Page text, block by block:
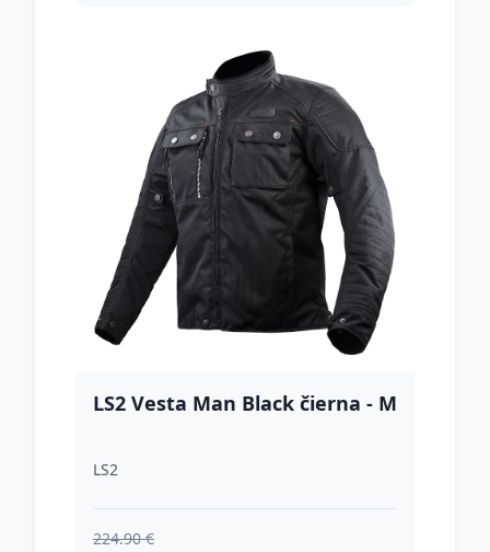
LS2 Vesta Man Black čierna - M
LS2
224.90 €